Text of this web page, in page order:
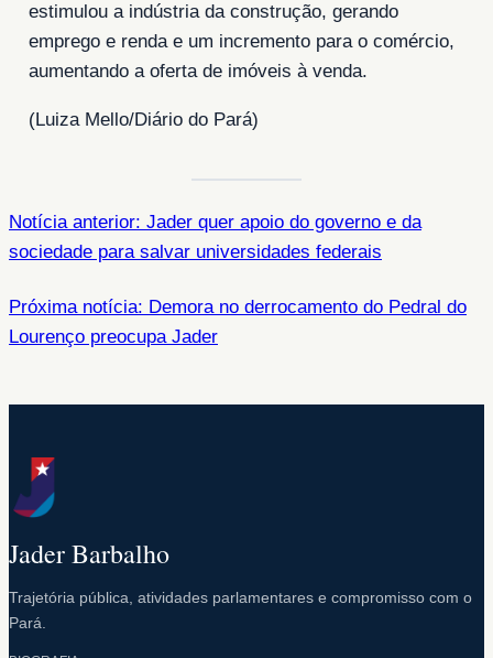
estimulou a indústria da construção, gerando
emprego e renda e um incremento para o comércio,
aumentando a oferta de imóveis à venda.
(Luiza Mello/Diário do Pará)
Notícia anterior: Jader quer apoio do governo e da
sociedade para salvar universidades federais
Próxima notícia: Demora no derrocamento do Pedral do
Lourenço preocupa Jader
Jader Barbalho
Trajetória pública, atividades parlamentares e compromisso com o
Pará.